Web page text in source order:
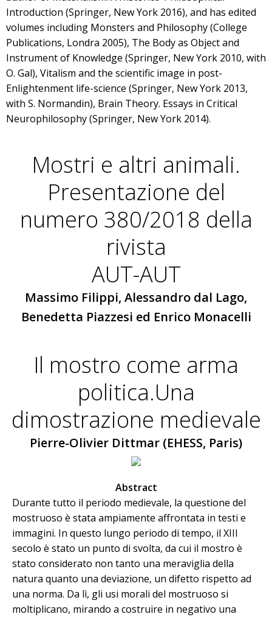
Introduction (Springer, New York 2016), and has edited
volumes including Monsters and Philosophy (College
Publications, Londra 2005), The Body as Object and
Instrument of Knowledge (Springer, New York 2010, with
O. Gal), Vitalism and the scientific image in post-
Enlightenment life-science (Springer, New York 2013,
with S. Normandin), Brain Theory. Essays in Critical
Neurophilosophy (Springer, New York 2014).
Mostri e altri animali.
Presentazione del
numero 380/2018 della
rivista
AUT-AUT
Massimo Filippi, Alessandro dal Lago,
Benedetta Piazzesi ed Enrico Monacelli
Il mostro come arma
politica.Una
dimostrazione medievale
Pierre-Olivier Dittmar (EHESS, Paris)
Abstract
Durante tutto il periodo medievale, la questione del
mostruoso è stata ampiamente affrontata in testi e
immagini. In questo lungo periodo di tempo, il XIII
secolo è stato un punto di svolta, da cui il mostro è
stato considerato non tanto una meraviglia della
natura quanto una deviazione, un difetto rispetto ad
una norma. Da lì, gli usi morali del mostruoso si
moltiplicano, mirando a costruire in negativo una